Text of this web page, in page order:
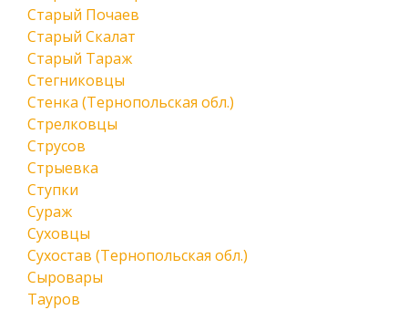
Старый Почаев
Старый Скалат
Старый Тараж
Стегниковцы
Стенка (Тернопольская обл.)
Стрелковцы
Струсов
Стрыевка
Ступки
Сураж
Суховцы
Сухостав (Тернопольская обл.)
Сыровары
Тауров